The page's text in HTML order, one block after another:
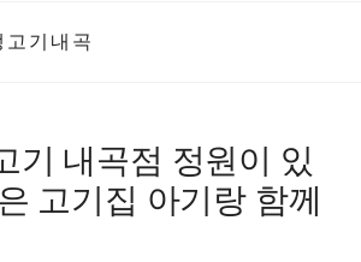
기내곡
기 내곡점 정원이 있
고기집 아기랑 함께